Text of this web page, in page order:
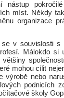
míst. Někdy
organizace
v souvislosti s
Málokdo si
mohou cílit
výrobě nebo
podnicích
školy